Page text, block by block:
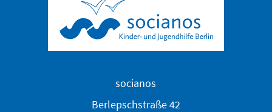
socianos
Berlepschstraße 42